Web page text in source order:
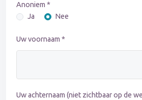
Anoniem *
Ja
Nee
Uw voornaam *
Uw achternaam (niet zichtbaar op de